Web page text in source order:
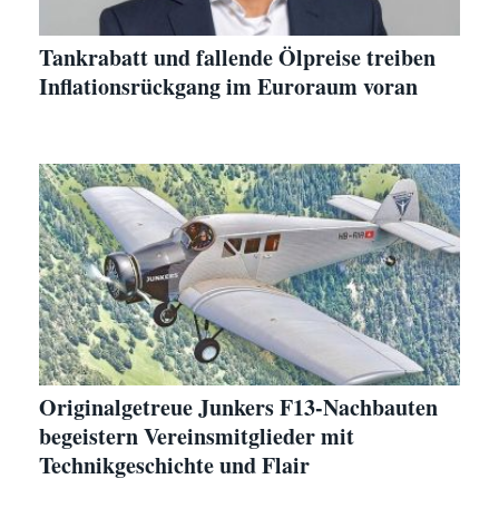
Tankrabatt und fallende Ölpreise treiben
Inflationsrückgang im Euroraum voran
Originalgetreue Junkers F13-Nachbauten
begeistern Vereinsmitglieder mit
Technikgeschichte und Flair